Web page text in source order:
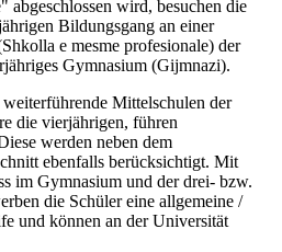
wird, besuchen die
Bildungsgang an einer
e mesme profesionale) der
Gymnasium (Gijmnazi).
Mittelschulen der
die vierjährigen, führen
werden neben dem
ebenfalls berücksichtigt. Mit
im Gymnasium und der drei- bzw.
die Schüler eine allgemeine /
und können an der Universität